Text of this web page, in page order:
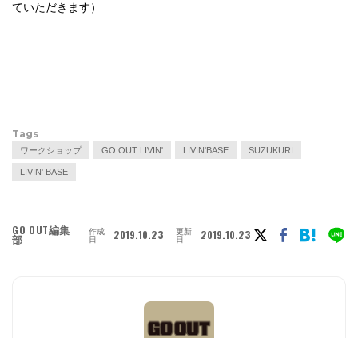
ていただきます）
Tags
ワークショップ GO OUT LIVIN' LIVIN'BASE SUZUKURI
LIVIN' BASE
GO OUT編集
部
作成
日 2019.10.23 更新
日 2019.10.23